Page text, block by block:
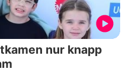
nur knapp